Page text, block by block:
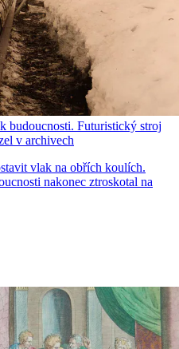
budoucnosti. Futuristický stroj
v archivech
vlak na obřích koulích.
nakonec ztroskotal na